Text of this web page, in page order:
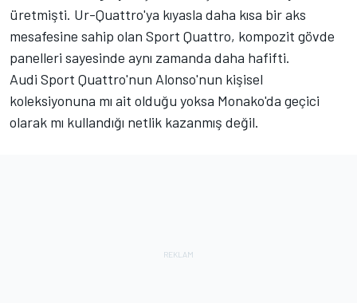
üretmişti. Ur-Quattro'ya kıyasla daha kısa bir aks
mesafesine sahip olan Sport Quattro, kompozit gövde
panelleri sayesinde aynı zamanda daha hafifti.
Audi Sport Quattro'nun Alonso'nun kişisel
koleksiyonuna mı ait olduğu yoksa Monako'da geçici
olarak mı kullandığı netlik kazanmış değil.